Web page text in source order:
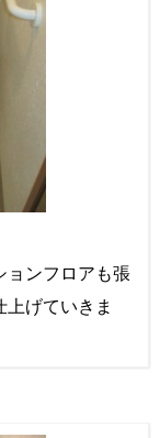
ョンフロアも張
げていきま